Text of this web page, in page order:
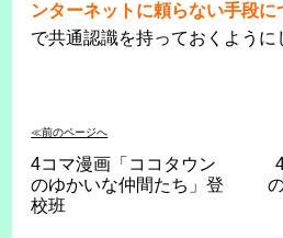
ンターネットに頼らない手段に
で共通認識を持っておくように
≪前のページへ
4コマ漫画「ココタウン
のゆかいな仲間たち」登
校班